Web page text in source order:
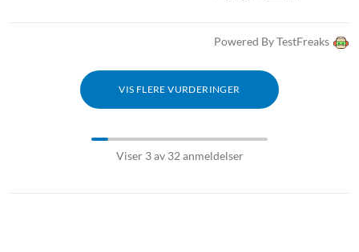
Powered By TestFreaks
VIS FLERE VURDERINGER
Viser 3 av 32 anmeldelser